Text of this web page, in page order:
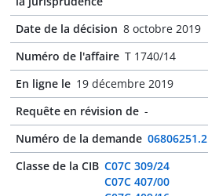
Date de la décision 8 octobre 2019
Numéro de l'affaire T 1740/14
En ligne le 19 décembre 2019
Requête en révision de -
Numéro de la demande 06806251.2
Classe de la CIB C07C 309/24
C07C 407/00